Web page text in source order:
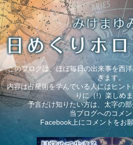
このブログは、ほぼ毎日の出来事を西
きます。
内容は占星術を学んでいる人にはヒン
りに（!）楽しめま
予言だけ知りたい方は、太字の
当ブログへのコメ
Facebook上にコメントをお